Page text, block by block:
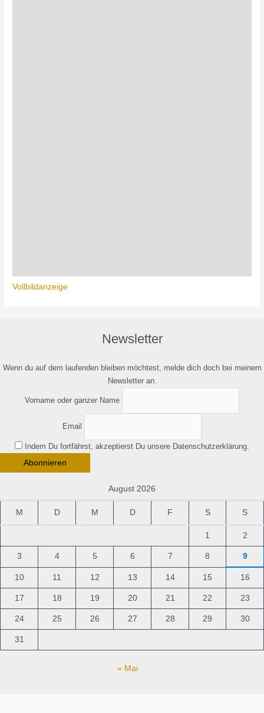
Vollbildanzeige
Newsletter
Wenn du auf dem laufenden bleiben möchtest, melde dich doch bei meinem
Newsletter an.
Vorname oder ganzer Name
Email
Indem Du fortfährst, akzeptierst Du unsere Datenschutzerklärung.
August 2026
M D M D F S S
1 2
3 4 5 6 7 8 9
10 11 12 13 14 15 16
17 18 19 20 21 22 23
24 25 26 27 28 29 30
31
« Mai